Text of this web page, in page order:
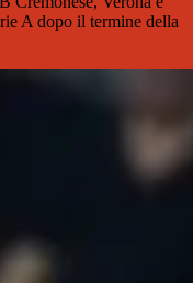
A dopo il termine della